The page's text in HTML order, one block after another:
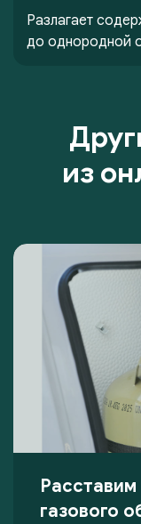
Разлагает
до однородной
из
Расставим
газового